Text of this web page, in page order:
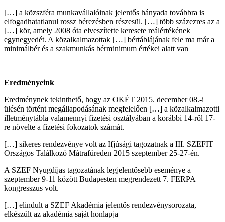
[…] a közszféra munkavállalóinak jelentős hányada továbbra is
elfogadhatatlanul rossz bérezésben részesül. […] több százezres az a
[…] kör, amely 2008 óta elveszítette keresete reálértékének
egynegyedét. A közalkalmazottak […] bértáblájának fele ma már a
minimálbér és a szakmunkás bérminimum értékei alatt van
Eredményeink
Eredménynek tekinthető, hogy az OKÉT 2015. december 08.-i
ülésén történt megállapodásának megfelelően […] a közalkalmazotti
illetménytábla valamennyi fizetési osztályában a korábbi 14-ről 17-
re növelte a fizetési fokozatok számát.
[…] sikeres rendezvénye volt az Ifjúsági tagozatnak a III. SZEFIT
Országos Találkozó Mátrafüreden 2015 szeptember 25-27-én.
A SZEF Nyugdíjas tagozatának legjelentősebb eseménye a
szeptember 9-11 között Budapesten megrendezett 7. FERPA
kongresszus volt.
[…] elindult a SZEF Akadémia jelentős rendezvénysorozata,
elkészült az akadémia saját honlapja